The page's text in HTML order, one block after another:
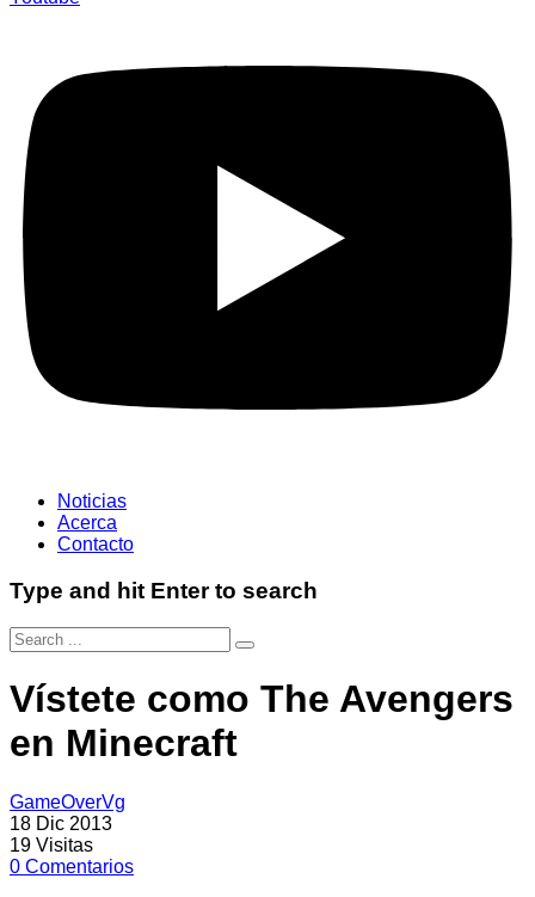
Noticias
Acerca
Contacto
Type and hit Enter to search
Vístete como The Avengers
en Minecraft
GameOverVg
18 Dic 2013
19 Visitas
0 Comentarios